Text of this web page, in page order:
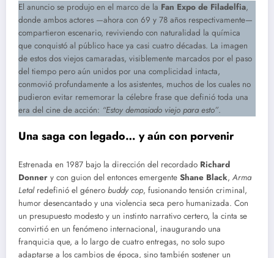
El anuncio se produjo en el marco de la Fan Expo de Filadelfia,
donde ambos actores —ahora con 69 y 78 años respectivamente—
compartieron escenario, reviviendo con naturalidad la química
que conquistó al público hace ya casi cuatro décadas. La imagen
de estos dos viejos camaradas, visiblemente marcados por el paso
del tiempo pero aún unidos por una complicidad intacta,
conmovió profundamente a los asistentes, muchos de los cuales no
pudieron evitar rememorar la célebre frase que definió toda una
era del cine de acción: “Estoy demasiado viejo para esto”.
Una saga con legado… y aún con porvenir
Estrenada en 1987 bajo la dirección del recordado Richard
Donner y con guion del entonces emergente Shane Black, Arma
Letalredefinió el género buddy cop, fusionando tensión criminal,
humor desencantado y una violencia seca pero humanizada. Con
un presupuesto modesto y un instinto narrativo certero, la cinta se
convirtió en un fenómeno internacional, inaugurando una
franquicia que, a lo largo de cuatro entregas, no solo supo
adaptarse a los cambios de época, sino también sostener un